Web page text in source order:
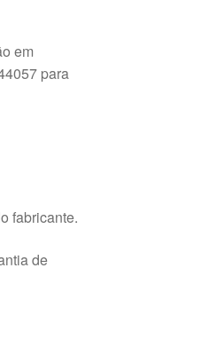
em
para
fabricante.
de